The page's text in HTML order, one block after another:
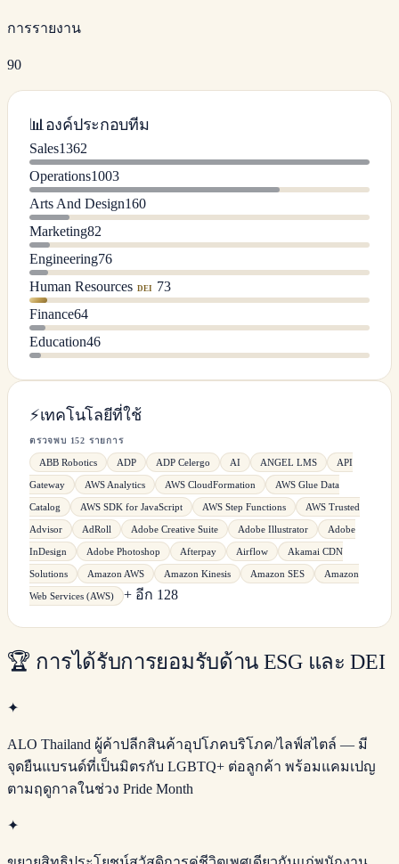
การรายงาน
90
📊 องค์ประกอบทีม
Sales1362
Operations1003
Arts And Design160
Marketing82
Engineering76
Human Resources DEI
73
Finance64
Education46
⚡เทคโนโลยีที่ใช้
ตรวจพบ 152 รายการ
ABB Robotics ADP ADP Celergo AI ANGEL LMS API
Gateway AWS Analytics AWS CloudFormation AWS Glue Data
Catalog AWS SDK for JavaScript AWS Step Functions AWS Trusted
Advisor AdRoll Adobe Creative Suite Adobe Illustrator Adobe
InDesign Adobe Photoshop Afterpay Airflow Akamai CDN
Solutions Amazon AWS Amazon Kinesis Amazon SES Amazon
Web Services (AWS) + อีก 128
🏆 การได้รับการยอมรับด้าน ESG และ DEI
✦
ALO Thailand ผู้ค้าปลีกสินค้าอุปโภคบริโภค/ไลฟ์สไตล์ — มี
จุดยืนแบรนด์ที่เป็นมิตรกับ LGBTQ+ ต่อลูกค้า พร้อมแคมเปญ
ตามฤดูกาลในช่วง Pride Month
✦